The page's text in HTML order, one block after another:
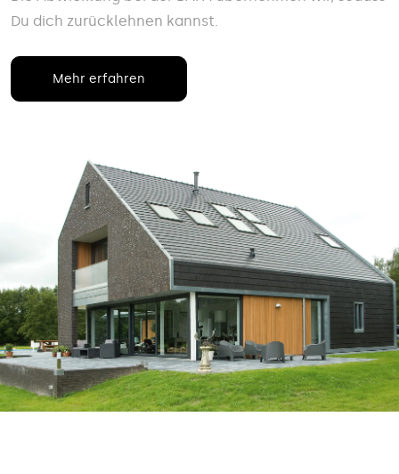
Du dich zurücklehnen kannst.
Mehr erfahren